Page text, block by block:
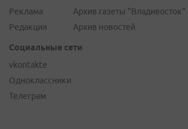
Реклама
Редакция
Архив газеты "Владивосток"
Архив новостей
Социальные сети
vkontakte
Одноклассники
Телеграм